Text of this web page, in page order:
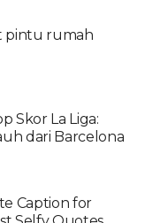
pintu rumah
Skor La Liga:
dari Barcelona
Caption for